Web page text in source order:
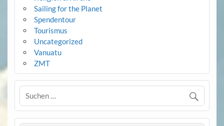
Sailing for the Planet
Spendentour
Tourismus
Uncategorized
Vanuatu
ZMT